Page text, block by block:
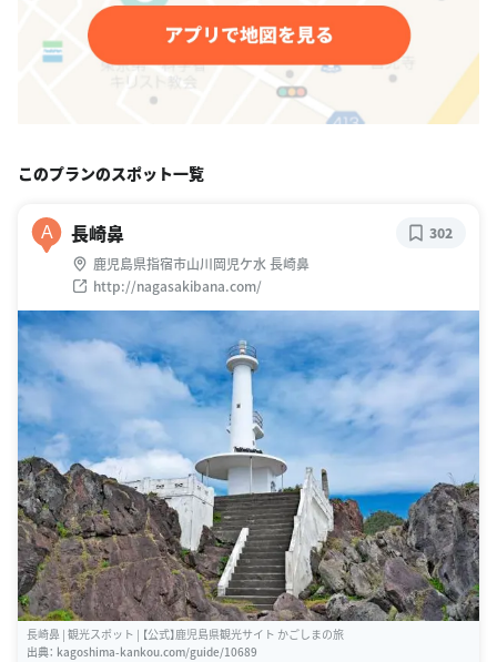
このプランのスポット一覧
A 長崎鼻
鹿児島県指宿市山川岡児ケ水 長崎鼻
http://nagasakibana.com/
302
長崎鼻 | 観光スポット | 【公式】鹿児島県観光サイト かごしまの旅
出典： kagoshima-kankou.com/guide/10689